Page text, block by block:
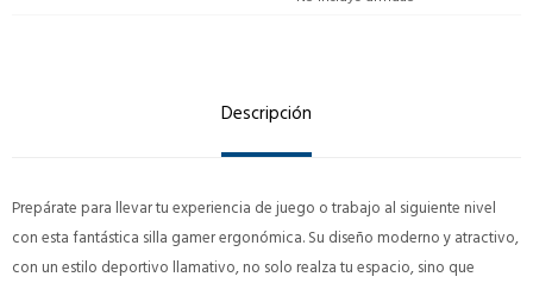
Descripción
Prepárate para llevar tu experiencia de juego o trabajo al siguiente nivel
con esta fantástica silla gamer ergonómica. Su diseño moderno y atractivo,
con un estilo deportivo llamativo, no solo realza tu espacio, sino que